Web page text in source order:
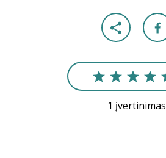
1 įvertinimas